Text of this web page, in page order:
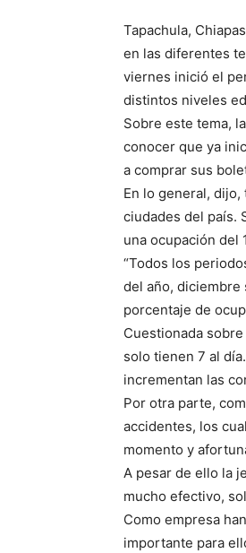
Tapachula,
en las diferentes
viernes inició el
distintos niveles
Sobre este tema,
conocer que ya
a comprar sus
En lo general,
ciudades del país.
una ocupación del
“Todos los
del año, diciembre
porcentaje de
Cuestionada
solo tienen 7 al
incrementan las
Por otra parte,
accidentes, los
momento y
A pesar de ello la
mucho efectivo,
Como empresa
importante para